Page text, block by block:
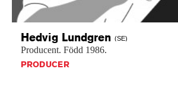
Hedvig Lundgren (SE)
Producent. Född 1986.
PRODUCER